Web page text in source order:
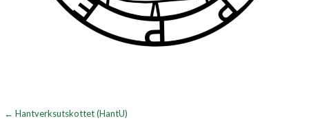
Inläggsnavigering
← Hantverksutskottet (HantU)